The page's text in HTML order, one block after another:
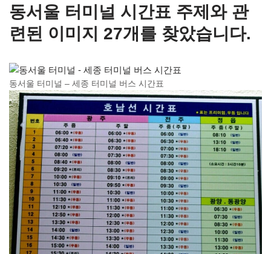
동서울 터미널 시간표 주제와 관
련된 이미지 27개를 찾았습니다.
동서울 터미널 – 세종 터미널 버스 시간표